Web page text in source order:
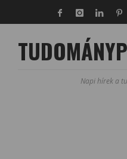
Napi hírek a